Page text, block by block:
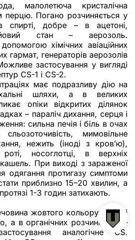
малолетюча кристалічна
перцю. Погано розчиняється у
спирті, добре – в ацетоні,
стан – аерозоль.
хімічних авіаційних
гармат, генераторів аерозолів
застосування у вигляді
CS-1 і CS-2.
має подразливу дію на
шляхи, а в великих
опіки відкритих ділянок
– параліч дихання, серця і
сильна печія і біль в очах
мимовільне
нежить (іноді з кров’ю),
носоглотці, в верхніх
При виході з зараженої
одягання протигазу симптоми
приблизно 15–20 хвилин, а
1-3 годин затихають.
жовтого кольору. В воді
а в органічних розчинниках –
аналогічне CS.